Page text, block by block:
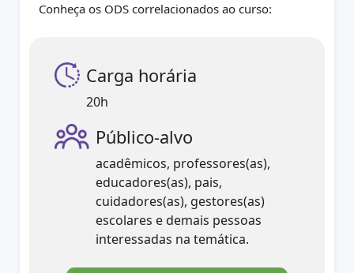
Conheça os ODS correlacionados ao curso:
Carga horária
20h
Público-alvo
acadêmicos, professores(as),
educadores(as), pais,
cuidadores(as), gestores(as)
escolares e demais pessoas
interessadas na temática.